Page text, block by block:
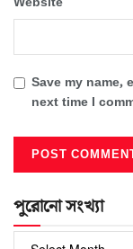
Save my name,
next time I
পুরোনো সংখ্যা